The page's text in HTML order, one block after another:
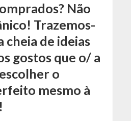
Não
Trazemos-
cheia de ideias
gostos que o/ a
o
mesmo à